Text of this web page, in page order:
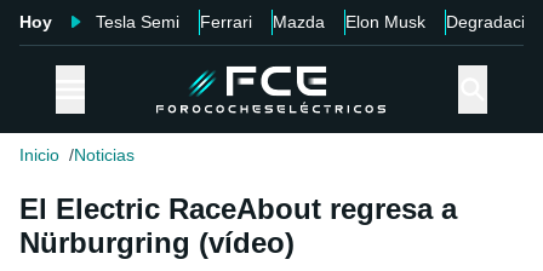
Hoy Tesla Semi Ferrari Mazda Elon Musk Degradación
Inicio Noticias
El Electric RaceAbout regresa a
Nürburgring (vídeo)